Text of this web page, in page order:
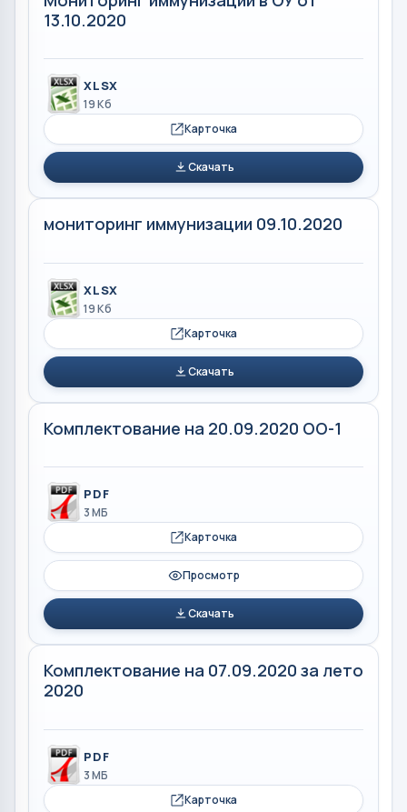
13.10.2020
XLSX
19 Кб
Карточка
Скачать
мониторинг иммунизации 09.10.2020
XLSX
19 Кб
Карточка
Скачать
Комплектование на 20.09.2020 ОО-1
PDF
3 МБ
Карточка
Просмотр
Скачать
Комплектование на 07.09.2020 за лето
2020
PDF
3 МБ
Карточка